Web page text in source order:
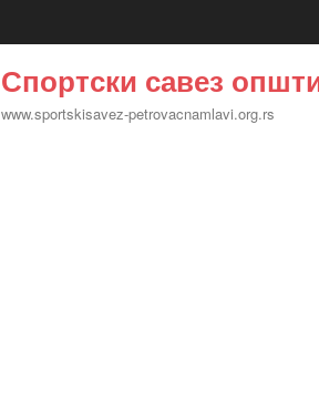
Спортски савез
www.sportskisavez-petrovacnamlavi.org.rs